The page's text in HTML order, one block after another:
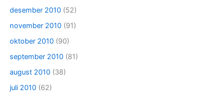
desember 2010 (52)
november 2010 (91)
oktober 2010 (90)
september 2010 (81)
august 2010 (38)
juli 2010 (62)